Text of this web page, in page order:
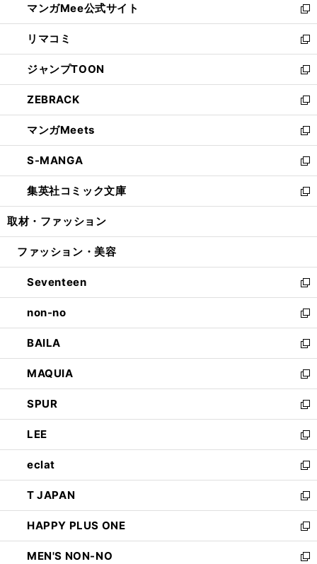
く
ド
ウ
で
開
く
ィ
ン
ド
ウ
で
開
く
い
ウ
ィ
ン
ド
ウ
で
開
く
マンガMee公式サイト
新
し
い
ウ
ィ
ン
ド
ウ
で
開
く
リマコミ
新
し
い
ウ
ィ
ン
ド
ウ
で
開
く
ジャンプTOON
新
し
い
ウ
ィ
ン
ド
ウ
で
開
ZEBRACK
新
し
い
ウ
ィ
ン
ド
ウ
開
マンガMeets
新
し
い
ウ
ィ
ン
ウ
開
く
S-MANGA
新
し
い
ウ
ン
ウ
で
開
く
集英社コミック文庫
新
し
ウ
ン
ド
ウ
で
開
く
取材・ファッション
ファッション・美容
Seventeen
新
し
い
ウ
ィ
ン
ド
ウ
で
開
く
non-no
新
し
い
ウ
ィ
ン
ド
ウ
で
開
く
BAILA
新
し
い
ウ
ィ
ン
ド
ウ
で
開
く
MAQUIA
新
し
い
ウ
ィ
ン
ド
ウ
で
開
く
SPUR
新
し
い
ウ
ィ
ン
ド
ウ
で
開
く
LEE
新
し
い
ウ
ィ
ン
ド
ウ
で
eclat
新
し
い
ウ
ィ
ン
ド
T JAPAN
新
し
い
ウ
ィ
HAPPY PLUS ONE
新
し
い
MEN'S NON-NO
新